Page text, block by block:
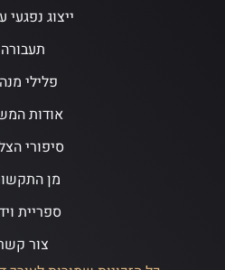
ייצוג נפגעי
תעבורה
פלילי
אודות
סיפורי
מן
ספריית
צור